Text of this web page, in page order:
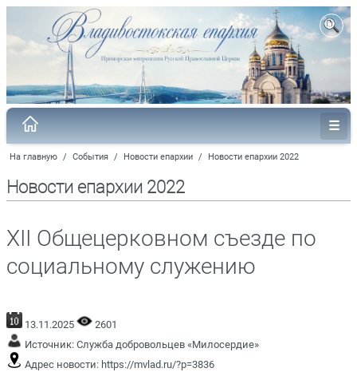
На главную / События / Новости епархии / Новости епархии 2022
Новости епархии 2022
XII Общецерковном съезде по
социальному служению
13.11.2025
2601
Источник: Служба добровольцев «Милосердие»
Адрес новости: https://mvlad.ru/?p=3836